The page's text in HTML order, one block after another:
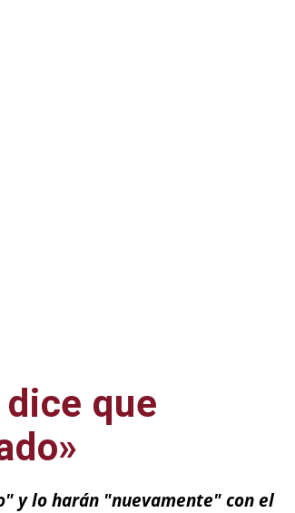
que
y lo harán "nuevamente" con el